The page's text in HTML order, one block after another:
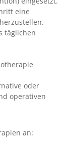
eine
herzustellen.
täglichen
oder
operativen
an: